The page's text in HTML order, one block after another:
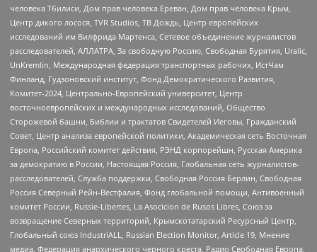
человека Тбилиси, Дом прав человека Ереван, Дом прав человека Крым,
Центр дикого лосося, TVR Studios, ТВ Дождь, Центр европейских
исследований им Вилфрида Мартенса, Сетевое объединение журналистов
расследователей, АЛЛАТРА, За свободную Россию, Свободная Бурятия, Uralic,
UnKremlin, Международная федерация транспортных рабочих, ИстЧам
Финланд, Гудзоновский институт, Фонд Демократического Развития,
Комитет-2024, Центрально-Европейский университет, Центр
восточноевропейских и международных исследований, Общество
Сторожевой башни, Библии и трактатов Свидетелей Иеговы, Гражданский
Совет, Центр анализа европейской политики, Академическая сеть Восточная
Европа, Российский комитет действия, РЭНД корпорейшн, Русская Америка
за демократию в России, Настоящая Россия, Глобальная сеть журналистов-
расследователей, Служба поддержки, Свободная Россия Берлин, Свободная
Россия Северный Рейн-Вестфалия, Фонд глобальной помощи, Антивоенный
комитет России, Russie-Libertes, La Asocicion de Rusos Libres, Союз за
возвращение Северных территорий, Крымскотатарский Ресурсный Центр,
Глобальный союз IndustriALL, Russian Election Monitor, Article 19, Мнение
медиа, Федерация анархического черного креста, Радио Свободная Европа,